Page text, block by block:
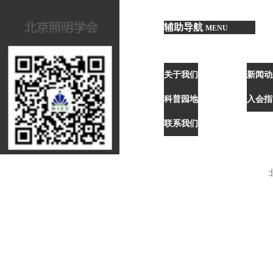
加强合作
上一篇：
辅助导航 MENU
关于我们 新闻
科普园地 入会
联系我们